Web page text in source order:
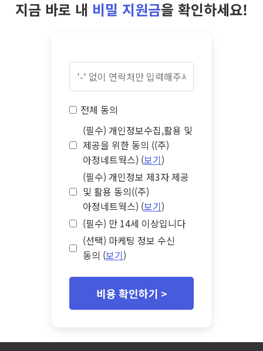
지금 바로 내 비밀 지원금을 확인하세요!
전체 동의
(필수) 개인정보수집,활용 및
제공을 위한 동의 ((주)
아정네트웍스) (보기)
(필수) 개인정보 제3자 제공
및 활용 동의((주)
아정네트웍스) (보기)
(필수) 만 14세 이상입니다
(선택) 마케팅 정보 수신
동의 (보기)
비용 확인하기 >